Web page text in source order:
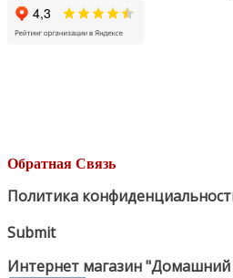
Обратная Связь
Политика
Submit
Интернет магазин "Домашний